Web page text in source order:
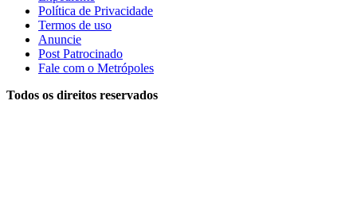
Política de Privacidade
Termos de uso
Anuncie
Post Patrocinado
Fale com o Metrópoles
Todos os direitos reservados